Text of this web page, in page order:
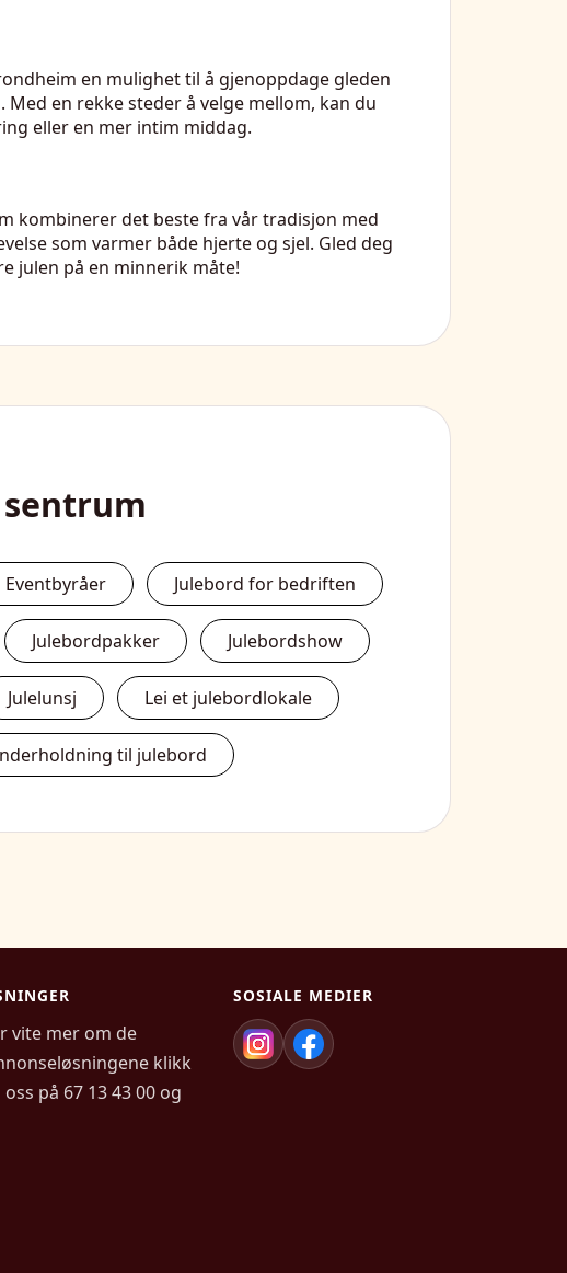
en mulighet til å gjenoppdage gleden
en rekke steder å velge mellom, kan du
eller en mer intim middag.
kombinerer det beste fra vår tradisjon med
som varmer både hjerte og sjel. Gled deg
julen på en minnerik måte!
Eventbyråer Julebord for bedriften
Julebordpakker Julebordshow
Julelunsj Lei et julebordlokale
til julebord
vite mer om de
klikk
på 67 13 43 00 og
SOSIALE MEDIER